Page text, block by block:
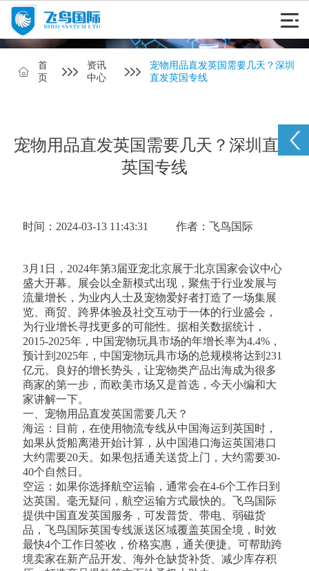
首
页
资讯
中心
宠物用品直发英国需要几天？深圳
直发英国专线
宠物用品直发英国需要几天？深圳直发
英国专线
时间：2024-03-13 11:43:31 作者：飞鸟国际
3月1日，2024年第3届亚宠北京展于北京国家会议中心
盛大开幕。展会以全新模式出现，聚焦于行业发展与
流量增长，为业内人士及宠物爱好者打造了一场集展
览、商贸、跨界体验及社交互动于一体的行业盛会，
为行业增长寻找更多的可能性。据相关数据统计，
2015-2025年，中国宠物玩具市场的年增长率为4.4%，
预计到2025年，中国宠物玩具市场的总规模将达到231
亿元。良好的增长势头，让宠物类产品出海成为很多
商家的第一步，而欧美市场又是首选，今天小编和大
家讲解一下。
一、宠物用品直发英国需要几天？
海运：目前，在使用物流专线从中国海运到英国时，
如果从货船离港开始计算，从中国港口海运英国港口
大约需要20天。如果包括通关送货上门，大约需要30-
40个自然日。
空运：如果你选择航空运输，通常会在4-6个工作日到
达英国。毫无疑问，航空运输方式最快的。飞鸟国际
提供中国直发英国服务，可发普货、带电、弱磁货
品，飞鸟国际英国专线派送区域覆盖英国全境，时效
最快4个工作日签收，价格实惠，通关便捷。可帮助跨
境卖家在新产品开发、海外仓缺货补货、减少库存积